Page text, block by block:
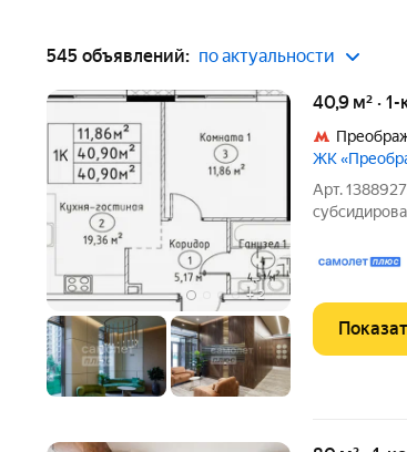
545 объявлений: по актуальности
+2
40,9 м² ·
ЖК
Арт.
ребенком.
гостиная